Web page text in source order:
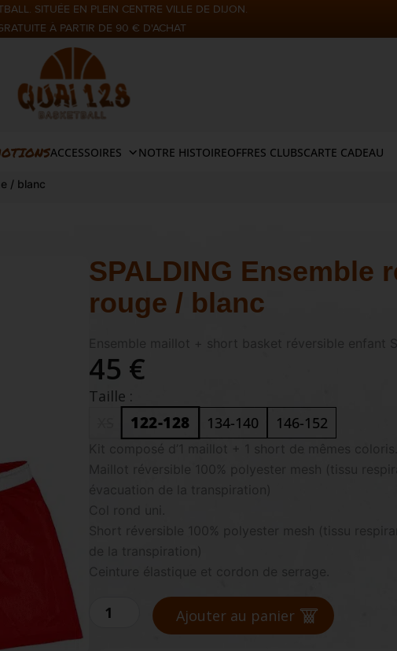
SITUÉE EN PLEIN CENTRE VILLE DE DIJON.
À PARTIR DE 90 € D'ACHAT
ACCESSOIRES NOTRE HISTOIREOFFRES CLUBSCARTE CADEAU
/ blanc
SPALDING Ensemble
rouge / blanc
Ensemble maillot + short basket réversible enfant
45 €
Taille :
122-128 134-140 146-152
de la transpiration)
rouge
Ajouter au panier